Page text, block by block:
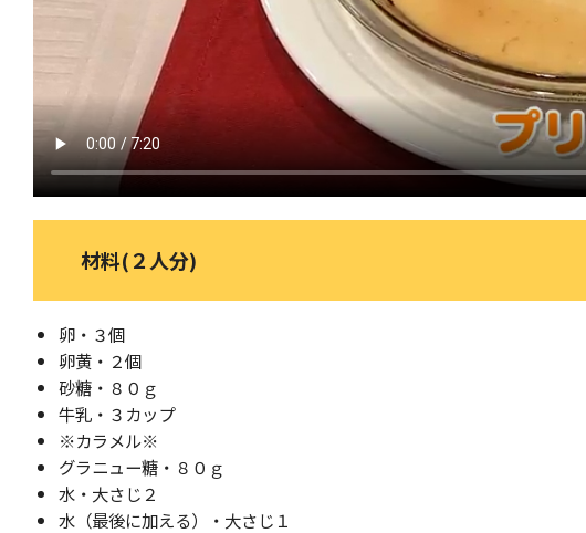
材料(２人分)
卵・３個
卵黄・２個
砂糖・８０ｇ
牛乳・３カップ
※カラメル※
グラニュー糖・８０ｇ
水・大さじ２
水（最後に加える）・大さじ１